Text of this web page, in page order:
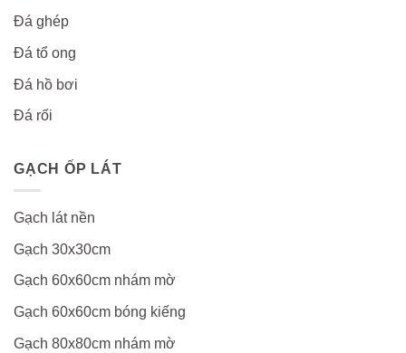
Đá ghép
Đá tổ ong
Đá hồ bơi
Đá rối
GẠCH ỐP LÁT
Gạch lát nền
Gạch 30x30cm
Gạch 60x60cm nhám mờ
Gạch 60x60cm bóng kiếng
Gạch 80x80cm nhám mờ